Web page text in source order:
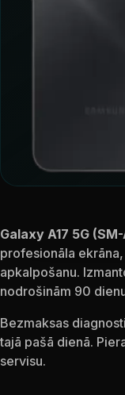
Galaxy A17 5G
profesionāla
apkalpošanu.
nodrošinām 90
Bezmaksas
tajā pašā dienā.
servisu.